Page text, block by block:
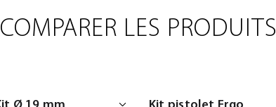
COMPARER LES PRODUITS